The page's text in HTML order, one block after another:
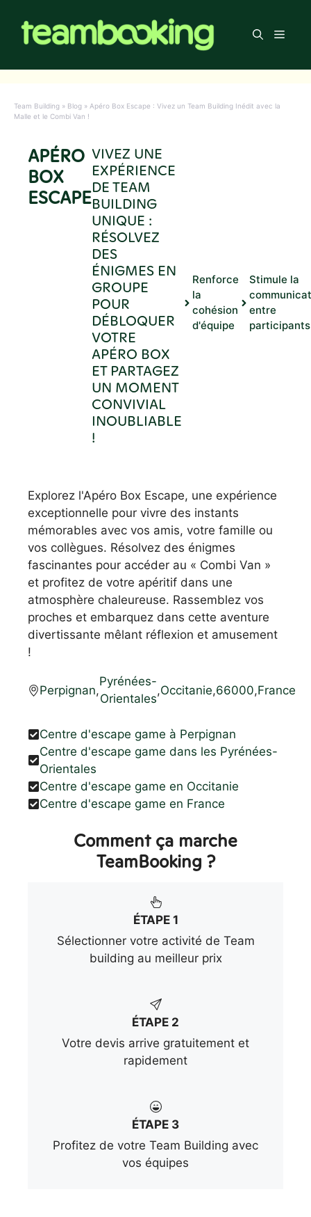
contenu
Menu
Team Building » Blog » Apéro Box Escape : Vivez un Team Building Inédit avec la
Malle et le Combi Van !
APÉRO
BOX
ESCAPE
VIVEZ UNE
EXPÉRIENCE
DE TEAM
BUILDING
UNIQUE :
RÉSOLVEZ
DES
ÉNIGMES EN
GROUPE
POUR
DÉBLOQUER
VOTRE
APÉRO BOX
ET PARTAGEZ
UN MOMENT
CONVIVIAL
INOUBLIABLE
!
Renforce
la
cohésion
d'équipe
Stimule la
entre
participants
Explorez l'Apéro Box Escape, une expérience
exceptionnelle pour vivre des instants
mémorables avec vos amis, votre famille ou
vos collègues. Résolvez des énigmes
fascinantes pour accéder au « Combi Van »
et profitez de votre apéritif dans une
atmosphère chaleureuse. Rassemblez vos
proches et embarquez dans cette aventure
divertissante mêlant réflexion et amusement
!
Perpignan,
Pyrénées-
Orientales
,Occitanie,66000,France
Centre d'escape game à Perpignan
Centre d'escape game dans les Pyrénées-
Orientales
Centre d'escape game en Occitanie
Centre d'escape game en France
Comment ça marche
TeamBooking ?
ÉTAPE 1
Sélectionner votre activité de Team
building au meilleur prix
ÉTAPE 2
Votre devis arrive gratuitement et
rapidement
ÉTAPE 3
Profitez de votre Team Building avec
vos équipes